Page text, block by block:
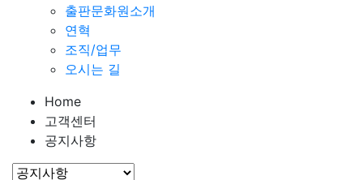
출판문화원소개
연혁
조직/업무
오시는 길
Home
고객센터
공지사항